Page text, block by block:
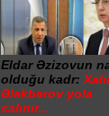
Eldar Əzizovun
olduğu kadr:
Ələkbərov yola
salınır...